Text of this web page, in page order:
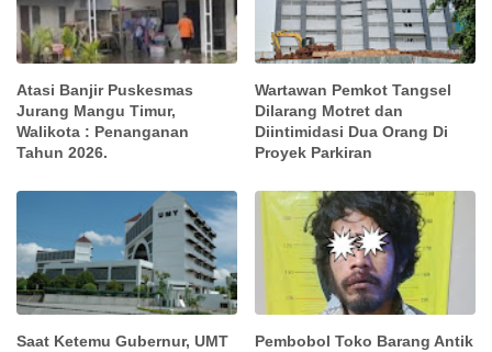
Atasi Banjir Puskesmas
Jurang Mangu Timur,
Walikota : Penanganan
Tahun 2026.
Wartawan Pemkot Tangsel
Dilarang Motret dan
Diintimidasi Dua Orang Di
Proyek Parkiran
Saat Ketemu Gubernur, UMT
Pembobol Toko Barang Antik